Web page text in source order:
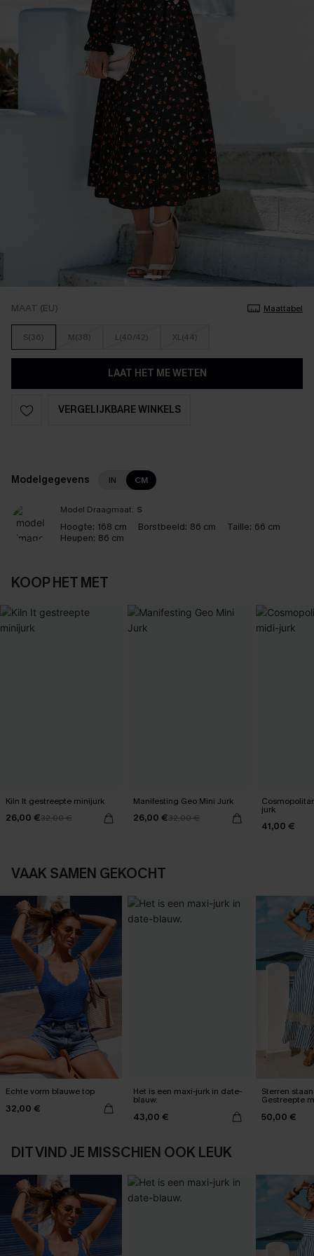
MAAT (EU) Maattabel
S(36) M(38) L(40/42) XL(44)
LAAT HET ME WETEN
VERGELIJKBARE WINKELS
Modelgegevens IN CM
Model Draagmaat: S
Hoogte: 168 cm Borstbeeld: 86 cm Taille: 66 cm
Heupen: 86 cm
KOOP HET MET
Kiln It gestreepte minijurk
26,00 €32,00 €
Manifesting Geo Mini Jurk
26,00 €32,00 €
jurk
41,00 €
VAAK SAMEN GEKOCHT
Echte vorm blauwe top
32,00 €
Het is een maxi-jurk in date-
blauw.
43,00 €
Sterren
Gestreepte
50,00 €
DIT VIND JE MISSCHIEN OOK LEUK